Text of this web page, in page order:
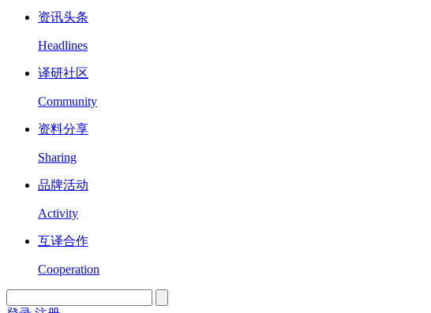
资讯头条
Headlines
译研社区
Community
资料分享
Sharing
品牌活动
Activity
互译合作
Cooperation